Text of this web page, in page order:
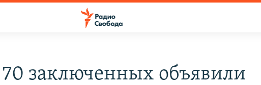
заключенных объявили